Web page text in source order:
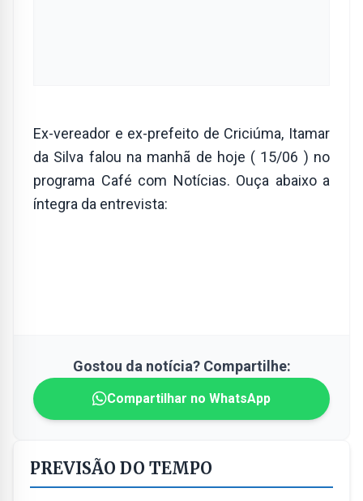
Ex-vereador e ex-prefeito de Criciúma, Itamar
da Silva falou na manhã de hoje ( 15/06 ) no
programa Café com Notícias. Ouça abaixo a
íntegra da entrevista:
Gostou da notícia? Compartilhe:
Compartilhar no WhatsApp
PREVISÃO DO TEMPO